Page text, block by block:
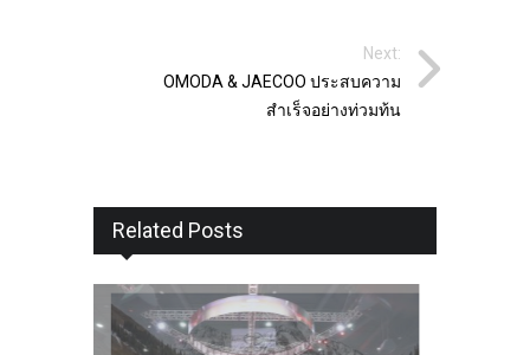
Next:
OMODA & JAECOO ประสบความ
สำเร็จอย่างท่วมท้น
Related Posts